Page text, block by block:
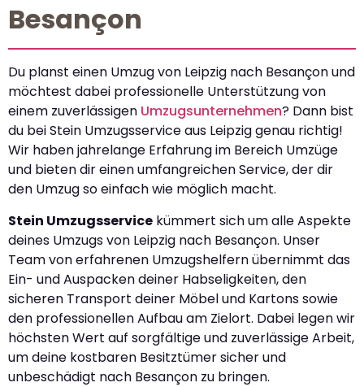
Besançon
Du planst einen Umzug von Leipzig nach Besançon und
möchtest dabei professionelle Unterstützung von
einem zuverlässigen Umzugsunternehmen? Dann bist
du bei Stein Umzugsservice aus Leipzig genau richtig!
Wir haben jahrelange Erfahrung im Bereich Umzüge
und bieten dir einen umfangreichen Service, der dir
den Umzug so einfach wie möglich macht.
Stein Umzugsservice kümmert sich um alle Aspekte
deines Umzugs von Leipzig nach Besançon. Unser
Team von erfahrenen Umzugshelfern übernimmt das
Ein- und Auspacken deiner Habseligkeiten, den
sicheren Transport deiner Möbel und Kartons sowie
den professionellen Aufbau am Zielort. Dabei legen wir
höchsten Wert auf sorgfältige und zuverlässige Arbeit,
um deine kostbaren Besitztümer sicher und
unbeschädigt nach Besançon zu bringen.